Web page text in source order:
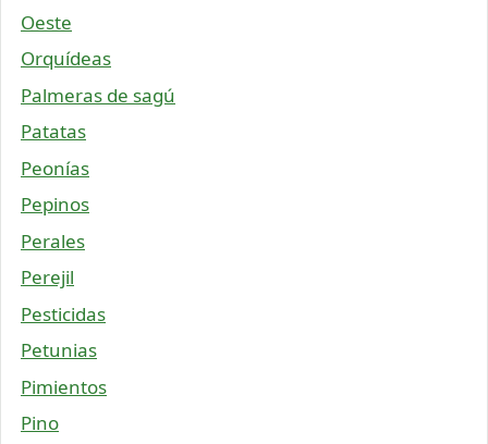
Oeste
Orquídeas
Palmeras de sagú
Patatas
Peonías
Pepinos
Perales
Perejil
Pesticidas
Petunias
Pimientos
Pino